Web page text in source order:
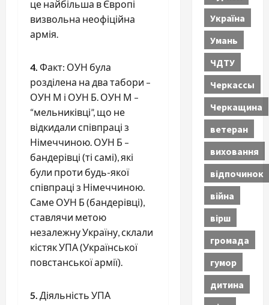
це найбільша в Європі
визвольна неофіційна
армія.
4. Факт: ОУН була
розділена на два табори –
ОУН М і ОУН Б. ОУН М –
“мельниківці”, що не
відкидали співпраці з
Німеччиною. ОУН Б –
бандерівці (ті самі), які
були проти будь-якої
співпраці з Німеччиною.
Саме ОУН Б (бандерівці),
ставлячи метою
незалежну Україну, склали
кістяк УПА (Української
повстанської армії).
5. Діяльність УПА
Україна
Умань
ЧДТУ
Черкассы
Черкащина
ветеран
виховання
відпочинок
війна
вірш
громада
гумор
дитина